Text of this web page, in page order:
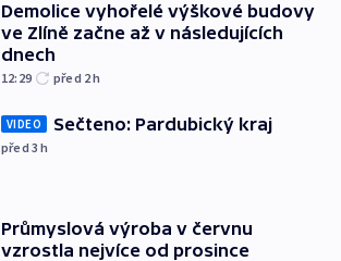
Demolice vyhořelé výškové budovy
ve Zlíně začne až v následujících
dnech
12:29 před 2h
VIDEO Sečteno: Pardubický kraj
před 3h
Průmyslová výroba v červnu
vzrostla nejvíce od prosince